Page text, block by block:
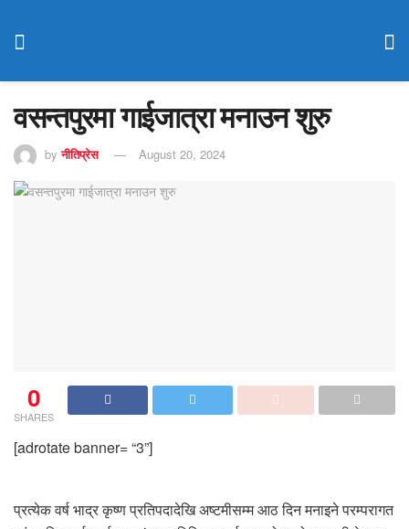
वसन्तपुरमा गाईजात्रा मनाउन शुरु
by नीतिप्रेस August 20, 2024
0
SHARES
[adrotate banner= “3”]
प्रत्येक वर्ष भाद्र कृष्ण प्रतिपदादेखि अष्टमीसम्म आठ दिन मनाइने परम्परागत